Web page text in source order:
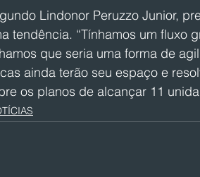
Lindonor Peruzzo Junior,
tendência. “Tínhamos um fluxo
que seria uma forma de
ainda terão seu espaço e
os planos de alcançar 11